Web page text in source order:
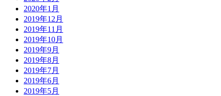
2020年1月
2019年12月
2019年11月
2019年10月
2019年9月
2019年8月
2019年7月
2019年6月
2019年5月